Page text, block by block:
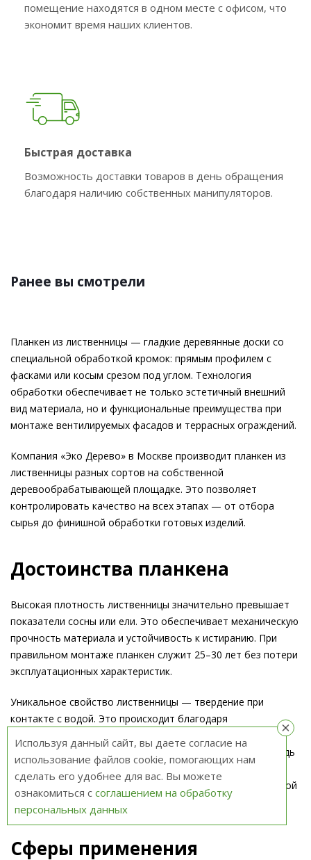
помещение находятся в одном месте с офисом, что
экономит время наших клиентов.
Быстрая доставка
Возможность доставки товаров в день обращения
благодаря наличию собственных манипуляторов.
Ранее вы смотрели
Планкен из лиственницы — гладкие деревянные доски со
специальной обработкой кромок: прямым профилем с
фасками или косым срезом под углом. Технология
обработки обеспечивает не только эстетичный внешний
вид материала, но и функциональные преимущества при
монтаже вентилируемых фасадов и террасных ограждений.
Компания «Эко Дерево» в Москве производит планкен из
лиственницы разных сортов на собственной
деревообрабатывающей площадке. Это позволяет
контролировать качество на всех этапах — от отбора
сырья до финишной обработки готовых изделий.
Достоинства планкена
Высокая плотность лиственницы значительно превышает
показатели сосны или ели. Это обеспечивает механическую
прочность материала и устойчивость к истиранию. При
правильном монтаже планкен служит 25–30 лет без потери
эксплуатационных характеристик.
Уникальное свойство лиственницы — твердение при
контакте с водой. Это происходит благодаря
полимеризации смолистых веществ. Также лиственница
содержит природные антисептические вещества — камедь
и дубильные компоненты, защищающие материал от
биологических поражений без дополнительной химической
Сферы применения
Используя данный сайт, вы даете согласие на
использование файлов cookie, помогающих нам
сделать его удобнее для вас. Вы можете
ознакомиться с соглашением на обработку
персональных данных